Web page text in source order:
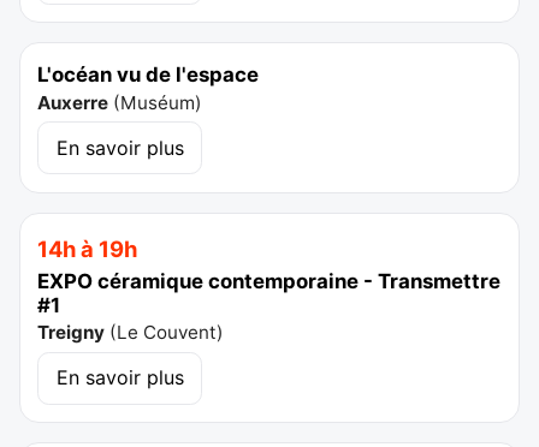
L'océan vu de l'espace
Auxerre (Muséum)
En savoir plus
14h à 19h
EXPO céramique contemporaine - Transmettre
#1
Treigny (Le Couvent)
En savoir plus